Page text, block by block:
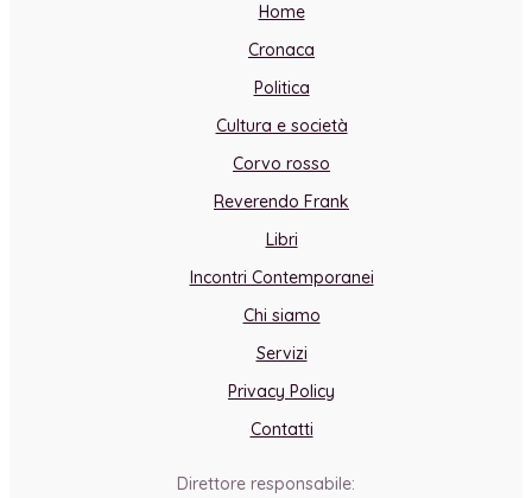
Home
Cronaca
Politica
Cultura e società
Corvo rosso
Reverendo Frank
Libri
Incontri Contemporanei
Chi siamo
Servizi
Privacy Policy
Contatti
Direttore responsabile: